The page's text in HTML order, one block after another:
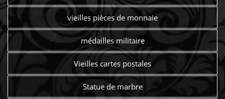
vieilles pièces de monnaie
médailles militaire
Vieilles cartes postales
Statue de marbre